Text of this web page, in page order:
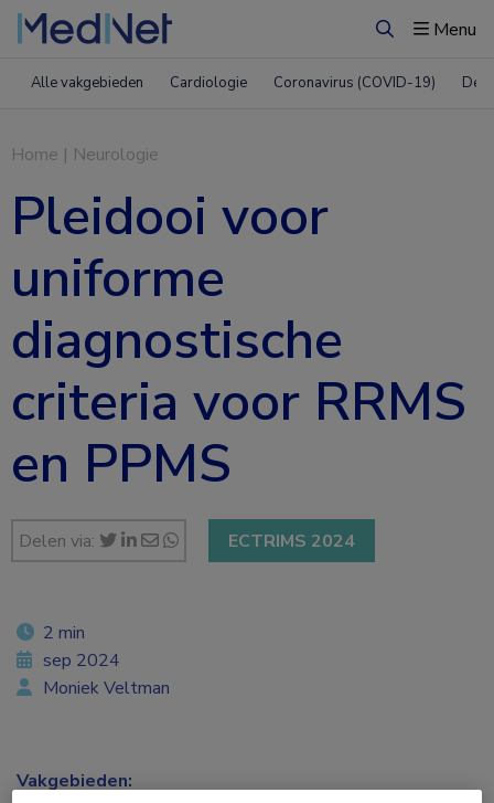
ZoekenMenu
Alle vakgebieden Cardiologie Coronavirus (COVID-19)
Home | Neurologie
Pleidooi voor
uniforme
diagnostische
criteria voor RRMS
en PPMS
Delen via: ECTRIMS 2024
2 min
sep 2024
Moniek Veltman
Vakgebieden: